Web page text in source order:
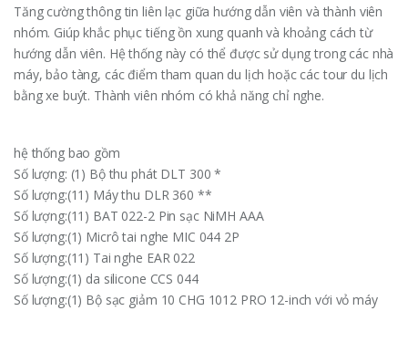
Tăng cường thông tin liên lạc giữa hướng dẫn viên và thành viên
nhóm. Giúp khắc phục tiếng ồn xung quanh và khoảng cách từ
hướng dẫn viên. Hệ thống này có thể được sử dụng trong các nhà
máy, bảo tàng, các điểm tham quan du lịch hoặc các tour du lịch
bằng xe buýt. Thành viên nhóm có khả năng chỉ nghe.
hệ thống bao gồm
Số lượng: (1) Bộ thu phát DLT 300 *
Số lượng:(11) Máy thu DLR 360 **
Số lượng:(11) BAT 022-2 Pin sạc NiMH AAA
Số lượng:(1) Micrô tai nghe MIC 044 2P
Số lượng:(11) Tai nghe EAR 022
Số lượng:(1) da silicone CCS 044
Số lượng:(1) Bộ sạc giảm 10 CHG 1012 PRO 12-inch với vỏ máy